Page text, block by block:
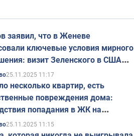
заявил, что в Женеве
ключевые условия мирного
визит Зеленского в США
в ноябре
25.11.2025 11:17
несколько квартир, есть
повреждения дома:
попадания в ЖК на
в Киеве. Фото
25.11.2025 11:15